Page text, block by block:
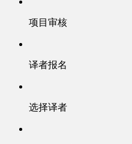
项目审核
译者报名
选择译者